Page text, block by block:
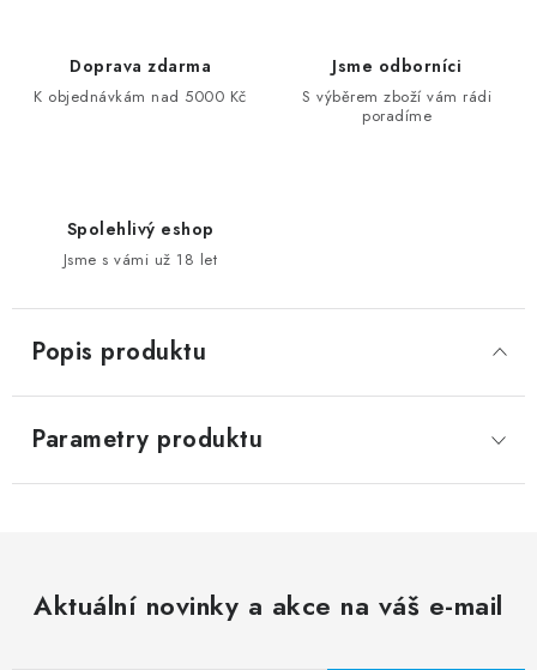
Doprava zdarma
K objednávkám nad 5000 Kč
Jsme odborníci
S výběrem zboží vám rádi
poradíme
Spolehlivý eshop
Jsme s vámi už 18 let
Popis produktu
Parametry produktu
Aktuální novinky a akce na váš e-mail